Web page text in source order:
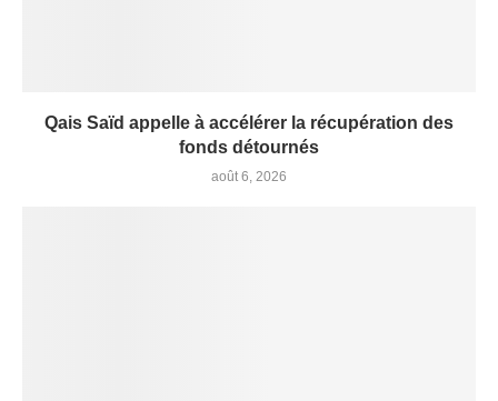
Qais Saïd appelle à accélérer la récupération des
fonds détournés
août 6, 2026